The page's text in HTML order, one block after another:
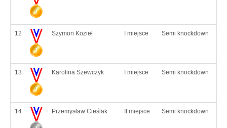
12 Szymon Kozieł I miejsce Semi knockdown
13 Karolina Szewczyk I miejsce Semi knockdown
14 Przemysław Cieślak II miejsce Semi knockdown